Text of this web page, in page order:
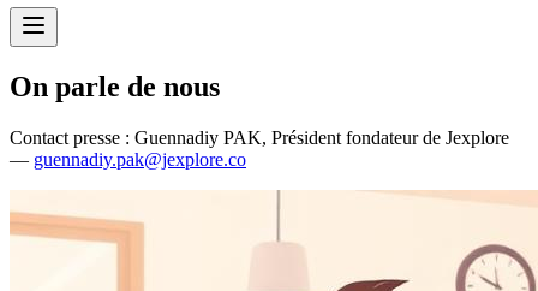
On parle de nous
Contact presse : Guennadiy PAK, Président fondateur de Jexplore
— guennadiy.pak@jexplore.co